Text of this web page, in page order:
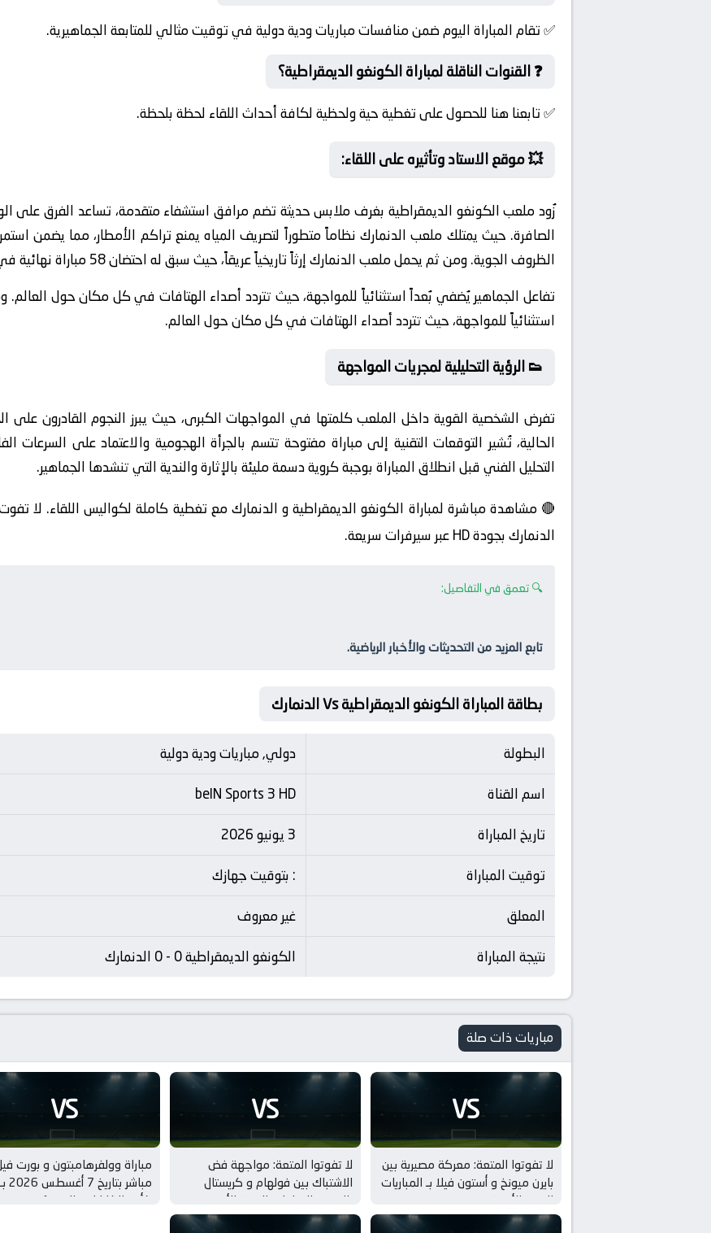
✅ تقام المباراة اليوم ضمن منافسات مباريات ودية دولية في توقيت مثالي للمتابعة الجماهيرية.
❓ القنوات الناقلة لمباراة الكونغو الديمقراطية؟
✅ تابعنا هنا للحصول على تغطية حية ولحظية لكافة أحداث اللقاء لحظة بلحظة.
💥 موقع الاستاد وتأثيره على اللقاء:
زُود ملعب الكونغو الديمقراطية بغرف ملابس حديثة تضم مرافق استشفاء متقدمة، تساعد الفرق على
الصافرة. حيث يمتلك ملعب الدنمارك نظاماً متطوراً لتصريف المياه يمنع تراكم الأمطار، مما يضمن
الظروف الجوية. ومن ثم يحمل ملعب الدنمارك إرثاً تاريخياً عريقاً، حيث سبق له احتضان 58 مباراة نهائية في كبرى البطولات القارية والعالمية.
تفاعل الجماهير يُضفي بُعداً استثنائياً للمواجهة، حيث تتردد أصداء الهتافات في كل مكان حول العالم.
استثنائياً للمواجهة، حيث تتردد أصداء الهتافات في كل مكان حول العالم.
👟 الرؤية التحليلية لمجريات المواجهة
تفرض الشخصية القوية داخل الملعب كلمتها في المواجهات الكبرى، حيث يبرز النجوم القادرون
الحالية، تُشير التوقعات التقنية إلى مباراة مفتوحة تتسم بالجرأة الهجومية والاعتماد على
التحليل الفني قبل انطلاق المباراة بوجبة كروية دسمة مليئة بالإثارة والندية التي تنشدها الجماهير.
🔴 مشاهدة مباشرة لمباراة الكونغو الديمقراطية و الدنمارك مع تغطية كاملة لكواليس اللقاء. لا
الدنمارك بجودة HD عبر سيرفرات سريعة.
🔍 تعمق في التفاصيل:
تابع المزيد من التحديثات والأخبار الرياضية.
بطاقة المباراة الكونغو الديمقراطية Vs الدنمارك
البطولة
دولي, مباريات ودية دولية
اسم القناة
beIN Sports 3 HD
تاريخ المباراة
3 يونيو 2026
توقيت المباراة
: بتوقيت جهازك
المعلق
غير معروف
نتيجة المباراة
الكونغو الديمقراطية 0 - 0 الدنمارك
مباريات ذات صلة
VS
لا تفوتوا المتعة: معركة مصيرية بين
بايرن ميونخ و أستون فيلا بـ المباريات
الودية للأندية
VS
لا تفوتوا المتعة: مواجهة فض
الاشتباك بين فولهام و كريستال
بالاس بـ المباريات الودية للأندية
VS
مباراة وولفرهامبتون و بورت
مباشر بتاريخ 7 أغسطس 2026 بـ
كأس الكاراباو – الدور 1